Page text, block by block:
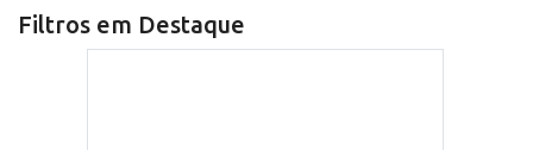
Filtros em Destaque